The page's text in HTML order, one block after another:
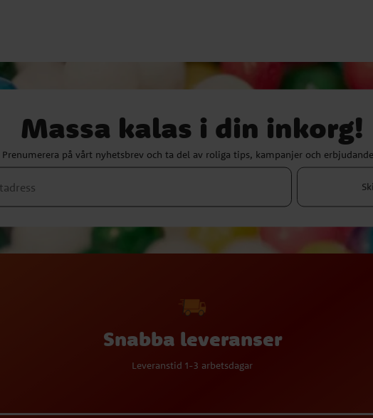
Massa kalas i din inkorg!
Prenumerera på vårt nyhetsbrev och ta del av roliga tips, kampanjer och
Snabba leveranser
Leveranstid 1-3 arbetsdagar